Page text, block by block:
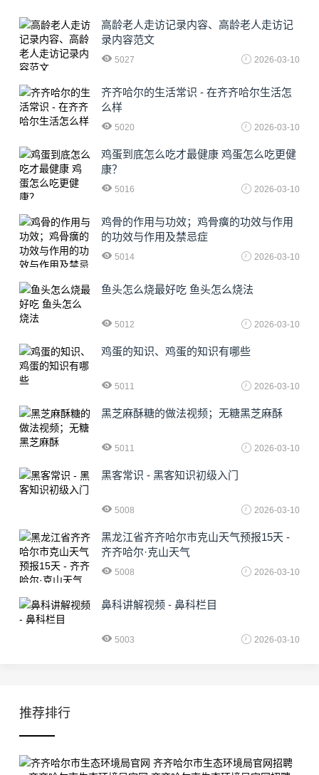
高龄老人走访记录内容、高龄老人走访记
录内容范文
5027 2026-03-10
齐齐哈尔的生活常识 - 在齐齐哈尔生活怎
么样
5020 2026-03-10
鸡蛋到底怎么吃才最健康 鸡蛋怎么吃更健
康？
5016 2026-03-10
鸡骨的作用与功效；鸡骨癀的功效与作用
的功效与作用及禁忌症
5014 2026-03-10
鱼头怎么烧最好吃 鱼头怎么烧法
5012 2026-03-10
鸡蛋的知识、鸡蛋的知识有哪些
5011 2026-03-10
黑芝麻酥糖的做法视频；无糖黑芝麻酥
5011 2026-03-10
黑客常识 - 黑客知识初级入门
5008 2026-03-10
黑龙江省齐齐哈尔市克山天气预报15天 -
齐齐哈尔·克山天气
5008 2026-03-10
鼻科讲解视频 - 鼻科栏目
5003 2026-03-10
推荐排行